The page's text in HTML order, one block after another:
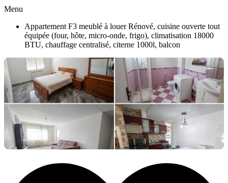
Menu
Appartement F3 meublé à louer Rénové, cuisine ouverte tout
équipée (four, hôte, micro-onde, frigo), climatisation 18000
BTU, chauffage centralisé, citerne 1000l, balcon